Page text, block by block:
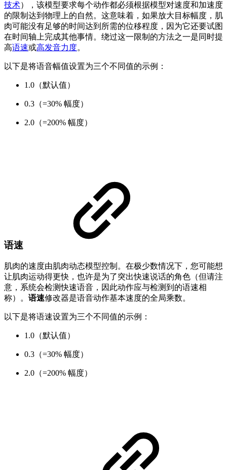
技术），该模型要求每个动作都必须根据模型对速度和加速度
的限制达到物理上的自然。这意味着，如果放大目标幅度，肌
肉可能没有足够的时间达到所需的位移程度，因为它还要试图
在时间轴上完成其他事情。绕过这一限制的方法之一是同时提
高语速或高发音力度。
以下是将语音幅值设置为三个不同值的示例：
1.0（默认值）
0.3（=30% 幅度）
2.0（=200% 幅度）
语速
肌肉的速度由肌肉动态模型控制。在极少数情况下，您可能想
让肌肉运动得更快，也许是为了突出快速说话的角色（但请注
意，系统会检测快速语音，因此动作应与检测到的语速相
称）。 语速修改器是语音动作基本速度的全局乘数。
以下是将语速设置为三个不同值的示例：
1.0（默认值）
0.3（=30% 幅度）
2.0（=200% 幅度）